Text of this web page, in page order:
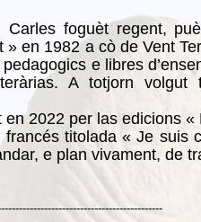
foguèt regent,
» en 1982 a cò de Vent
e libres
A totjorn volgut
2022 per las edicions
francés titolada « Je suis
e plan vivament, de